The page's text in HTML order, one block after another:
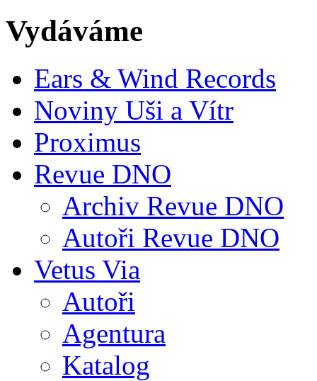
Vydáváme
Ears & Wind Records
Noviny Uši a Vítr
Proximus
Revue DNO
Archiv Revue DNO
Autoři Revue DNO
Vetus Via
Autoři
Agentura
Katalog